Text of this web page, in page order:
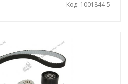
Код: 1001844-5